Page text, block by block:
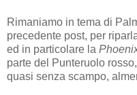
Rimaniamo in tema di
precedente post, per
ed in particolare la
parte del Punteruolo
quasi senza scampo,